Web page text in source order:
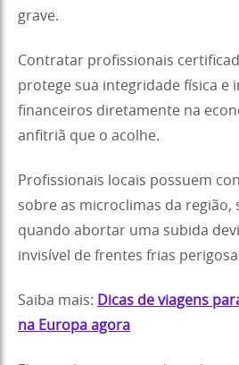
grave.
Contratar profissionais
protege sua integridade física e
financeiros diretamente na
anfitriã que o acolhe.
Profissionais locais possuem
sobre as microclimas da região,
quando abortar uma subida
invisível de frentes frias
Saiba mais: Dicas de viagens
na Europa agora